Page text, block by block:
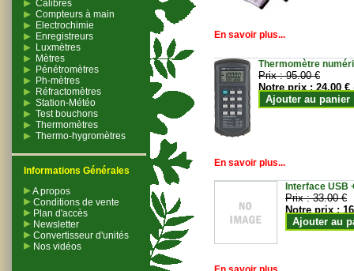
Calibres
Compteurs à main
Electrochimie
Enregistreurs
Luxmètres
Mètres
Pénétromètres
Ph-mètres
Réfractomètres
Station-Météo
Test bouchons
Thermomètres
Thermo-hygromètres
Informations Générales
A propos
Conditions de vente
Plan d'accès
Newsletter
Convertisseur d'unités
Nos vidéos
En savoir plus...
Thermomètre
Prix :95.00 €
Notre prix :24.00 €
Ajouter au panier
En savoir plus...
Interface USB
Prix :33.00 €
Notre prix :
Ajouter au